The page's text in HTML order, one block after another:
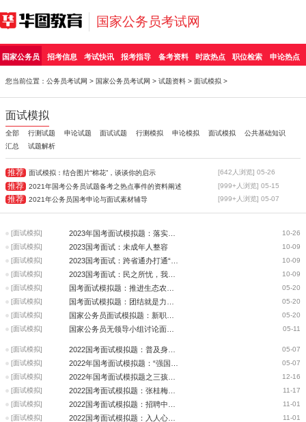
国家公务员考试网
国家公务员 招考信息 考试快讯 报考指导 备考资料 时政热点 职位检索 申论热点
您当前位置： 公务员考试网 > 国家公务员考试网 > 试题资料 > 面试模拟 >
面试模拟
全部 行测试题 申论试题 面试试题 行测模拟 申论模拟 面试模拟
公共基础知识
汇总
试题解析
推荐 面试模拟：结合图片“棉花”，谈谈你的启示 [642人浏览] 05-26
推荐 2021年国考公务员试题备考之热点事件的资料阐述 [999+人浏览] 05-15
推荐 2021年公务员国考申论与面试素材辅导 [999+人浏览] 05-07
10-26
[面试模拟]
10-09
[面试模拟] 2023国考面试：未成年人整容
10-09
[面试模拟]
10-09
[面试模拟]
05-20
[面试模拟]
05-20
[面试模拟]
05-20
[面试模拟]
05-11
[面试模拟]
05-07
[面试模拟]
05-07
[面试模拟]
12-16
[面试模拟]
11-17
[面试模拟]
11-01
[面试模拟]
11-01
[面试模拟]